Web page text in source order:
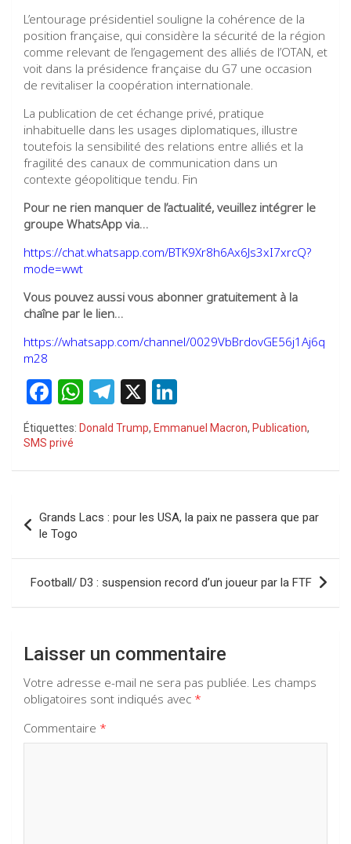
L’entourage présidentiel souligne la cohérence de la
position française, qui considère la sécurité de la région
comme relevant de l’engagement des alliés de l’OTAN, et
voit dans la présidence française du G7 une occasion
de revitaliser la coopération internationale.
La publication de cet échange privé, pratique
inhabituelle dans les usages diplomatiques, illustre
toutefois la sensibilité des relations entre alliés et la
fragilité des canaux de communication dans un
contexte géopolitique tendu. Fin
Pour ne rien manquer de l’actualité, veuillez intégrer le
groupe WhatsApp via…
https://chat.whatsapp.com/BTK9Xr8h6Ax6Js3xI7xrcQ?
mode=wwt
Vous pouvez aussi vous abonner gratuitement à la
chaîne par le lien…
https://whatsapp.com/channel/0029VbBrdovGE56j1Aj6q
m28
F
a
ce
b
o
k
W
h
at
s
p
T
el
e
gr
m
X
ke
dI
Étiquettes: Donald Trump, Emmanuel Macron, Publication,
SMS privé
de
l’article
Grands Lacs : pour les USA, la paix ne passera que par
le Togo
Football/ D3 : suspension record d’un joueur par la FTF
Laisser un commentaire
Votre adresse e-mail ne sera pas publiée. Les champs
obligatoires sont indiqués avec *
Commentaire *